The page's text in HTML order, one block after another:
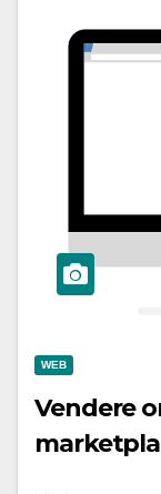
WEB
Vendere